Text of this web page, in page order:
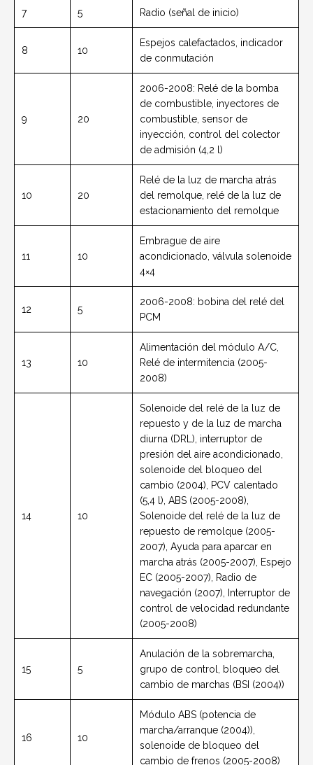
7 5 Radio (señal de inicio)
8 10
Espejos calefactados, indicador
de conmutación
9 20
2006-2008: Relé de la bomba
de combustible, inyectores de
combustible, sensor de
inyección, control del colector
de admisión (4,2 l)
10 20
Relé de la luz de marcha atrás
del remolque, relé de la luz de
estacionamiento del remolque
11 10
Embrague de aire
acondicionado, válvula solenoide
4×4
12 5
2006-2008: bobina del relé del
PCM
13 10
Alimentación del módulo A/C,
Relé de intermitencia (2005-
2008)
14 10
Solenoide del relé de la luz de
repuesto y de la luz de marcha
diurna (DRL), interruptor de
presión del aire acondicionado,
solenoide del bloqueo del
cambio (2004), PCV calentado
(5,4 l), ABS (2005-2008),
Solenoide del relé de la luz de
repuesto de remolque (2005-
2007), Ayuda para aparcar en
marcha atrás (2005-2007), Espejo
EC (2005-2007), Radio de
navegación (2007), Interruptor de
control de velocidad redundante
(2005-2008)
15 5
Anulación de la sobremarcha,
grupo de control, bloqueo del
cambio de marchas (BSI (2004))
16 10
Módulo ABS (potencia de
marcha/arranque (2004)),
solenoide de bloqueo del
cambio de frenos (2005-2008)